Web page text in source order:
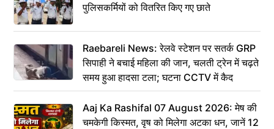
पुलिसकर्मियों को वितरित किए गए छाते
Raebareli News: रेलवे स्टेशन पर सतर्क GRP
सिपाही ने बचाई महिला की जान, चलती ट्रेन में चढ़ते
समय हुआ हादसा टला; घटना CCTV में कैद
Aaj Ka Rashifal 07 August 2026: मेष की
चमकेगी किस्मत, वृष को मिलेगा अटका धन, जानें 12